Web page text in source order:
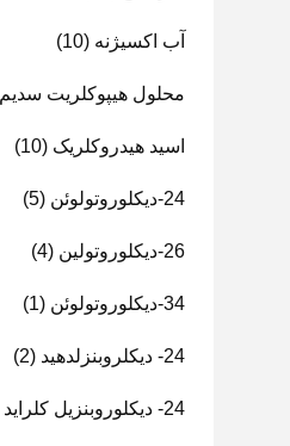
آب اکسیژنه (10)
محلول هیپوکلریت سدیم
اسید هیدروکلریک (10)
24-دیکلوروتولوئن (5)
26-دیکلوروتولین (4)
34-دیکلوروتولوئن (1)
24- دیکلروبنزلدهید (2)
24- دیکلوروبنزیل کلراید